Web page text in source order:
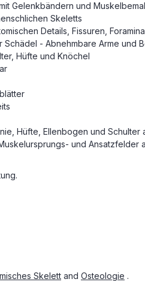
Gelenkbändern und
Skeletts
Details, Fissuren,
- Abnehmbare Arme und
Hüfte und Knöchel
Hüfte, Ellenbogen und Schulter
und Ansatzfelder
Skelett and Osteologie .